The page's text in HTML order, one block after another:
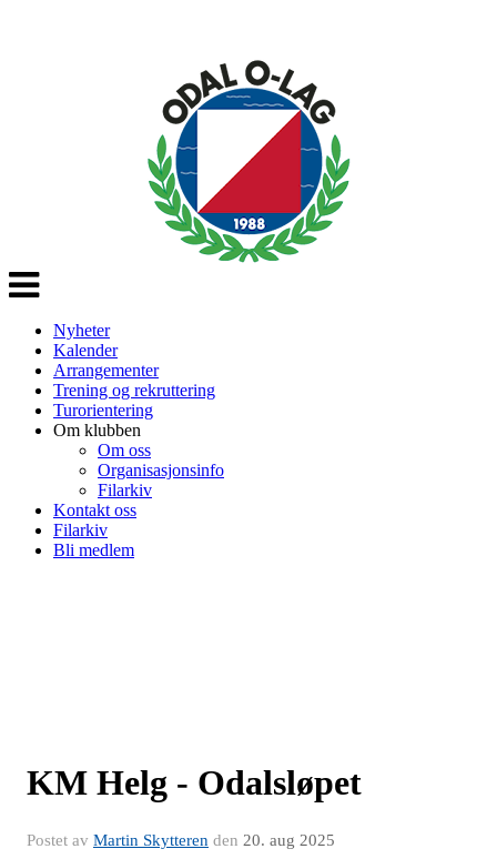
Veksle
navigasjon
Nyheter
Kalender
Arrangementer
Trening og rekruttering
Turorientering
Om klubben
Om oss
Organisasjonsinfo
Filarkiv
Kontakt oss
Filarkiv
Bli medlem
KM Helg - Odalsløpet
Postet av Martin Skytteren den 20. aug 2025